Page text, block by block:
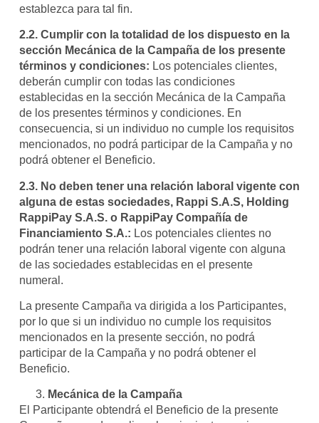
establezca para tal fin.
2.2. Cumplir con la totalidad de los dispuesto en la
sección Mecánica de la Campaña de los presente
términos y condiciones: Los potenciales clientes,
deberán cumplir con todas las condiciones
establecidas en la sección Mecánica de la Campaña
de los presentes términos y condiciones. En
consecuencia, si un individuo no cumple los requisitos
mencionados, no podrá participar de la Campaña y no
podrá obtener el Beneficio.
2.3. No deben tener una relación laboral vigente con
alguna de estas sociedades, Rappi S.A.S, Holding
RappiPay S.A.S. o RappiPay Compañía de
Financiamiento S.A.: Los potenciales clientes no
podrán tener una relación laboral vigente con alguna
de las sociedades establecidas en el presente
numeral.
La presente Campaña va dirigida a los Participantes,
por lo que si un individuo no cumple los requisitos
mencionados en la presente sección, no podrá
participar de la Campaña y no podrá obtener el
Beneficio.
Mecánica de la Campaña
El Participante obtendrá el Beneficio de la presente